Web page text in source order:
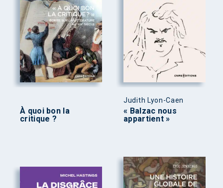
À quoi bon la
critique ?
Judith Lyon-Caen
« Balzac nous
appartient »